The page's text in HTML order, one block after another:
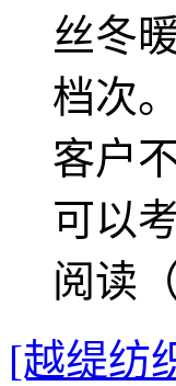
丝冬
档次
客户
可以
阅读
[越缇纺